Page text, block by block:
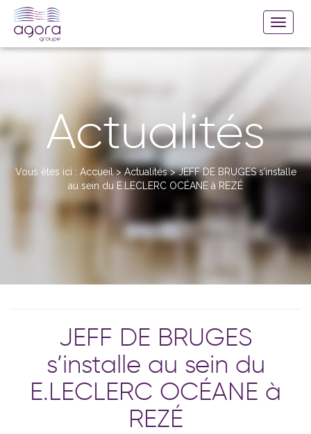
Actualités
Vous êtes ici : Accueil> Actualités>JEFF DE BRUGES s’installe
au sein du E.LECLERC OCÉANE à REZÉ
JEFF DE BRUGES
s’installe au sein du
E.LECLERC OCÉANE à
REZÉ